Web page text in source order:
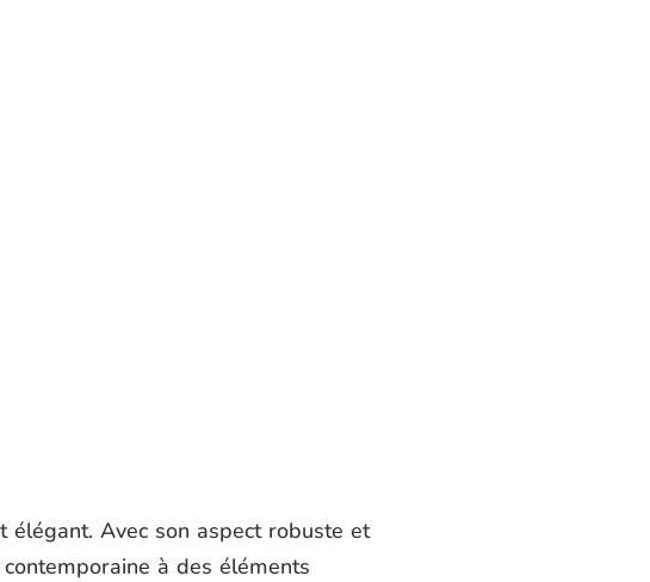
élégant. Avec son aspect robuste et
à des éléments